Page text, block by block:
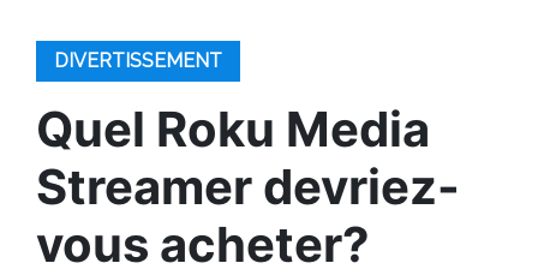
DIVERTISSEMENT
Quel Roku Media
Streamer devriez-
vous acheter?